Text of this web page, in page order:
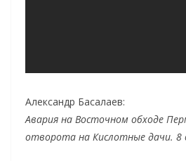
Александр Басалаев:
Авария на Восточном обходе
отворота на Кислотные дачи. 8